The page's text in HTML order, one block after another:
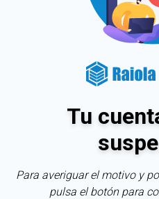
Tu
Para averiguar el motivo y
pulsa el botón para